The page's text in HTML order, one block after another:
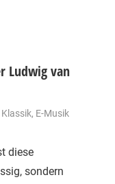
Ludwig van
Klassik, E-Musik
diese
sondern